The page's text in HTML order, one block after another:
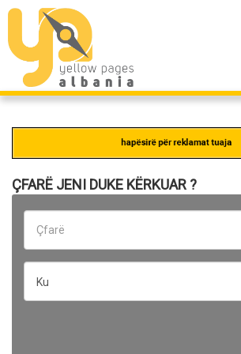
ÇFARË JENI DUKE KËRKUAR ?
Ku